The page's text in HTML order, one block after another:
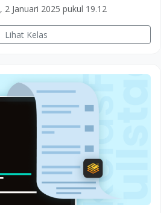
2 Januari 2025 pukul 19.12
Lihat Kelas